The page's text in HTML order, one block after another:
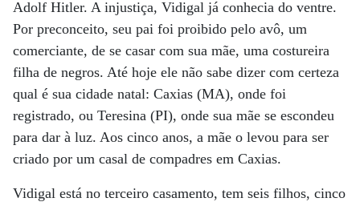
Adolf Hitler. A injustiça, Vidigal já conhecia do ventre.
Por preconceito, seu pai foi proibido pelo avô, um
comerciante, de se casar com sua mãe, uma costureira
filha de negros. Até hoje ele não sabe dizer com certeza
qual é sua cidade natal: Caxias (MA), onde foi
registrado, ou Teresina (PI), onde sua mãe se escondeu
para dar à luz. Aos cinco anos, a mãe o levou para ser
criado por um casal de compadres em Caxias.
Vidigal está no terceiro casamento, tem seis filhos, cinco